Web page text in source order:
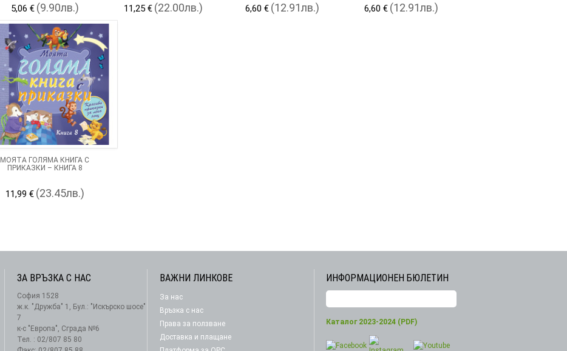
5,06 € (9.90лв.) 11,25 € (22.00лв.) 6,60 € (12.91лв.) 6,60 € (12.91лв.)
МОЯТА ГОЛЯМА КНИГА С
ПРИКАЗКИ – КНИГА 8
11,99 € (23.45лв.)
ИНФОРМАЦИОНЕН БЮЛЕТИН
АБОНАМЕНТ
Каталог 2023-2024 (PDF)
ЗА ВРЪЗКА С НАС
София 1528
ж.к. "Дружба" 1, Бул.: "Искърско шосе"
7
к-с "Европа", Сграда №6
Тел. : 02/807 85 80
ВАЖНИ ЛИНКОВЕ
За нас
Връзка с нас
Права за ползване
Доставка и плащане